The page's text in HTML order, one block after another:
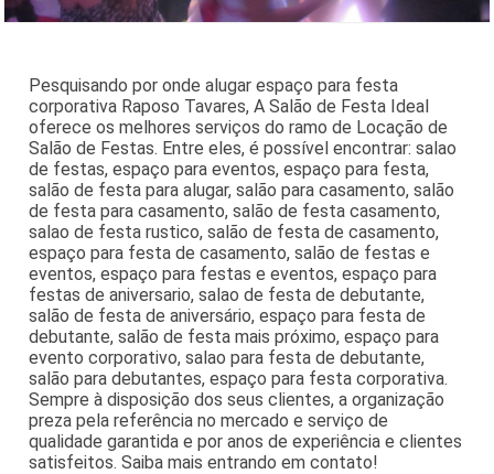
Pesquisando por onde alugar espaço para festa
corporativa Raposo Tavares, A Salão de Festa Ideal
oferece os melhores serviços do ramo de Locação de
Salão de Festas. Entre eles, é possível encontrar: salao
de festas, espaço para eventos, espaço para festa,
salão de festa para alugar, salão para casamento, salão
de festa para casamento, salão de festa casamento,
salao de festa rustico, salão de festa de casamento,
espaço para festa de casamento, salão de festas e
eventos, espaço para festas e eventos, espaço para
festas de aniversario, salao de festa de debutante,
salão de festa de aniversário, espaço para festa de
debutante, salão de festa mais próximo, espaço para
evento corporativo, salao para festa de debutante,
salão para debutantes, espaço para festa corporativa.
Sempre à disposição dos seus clientes, a organização
preza pela referência no mercado e serviço de
qualidade garantida e por anos de experiência e clientes
satisfeitos. Saiba mais entrando em contato!